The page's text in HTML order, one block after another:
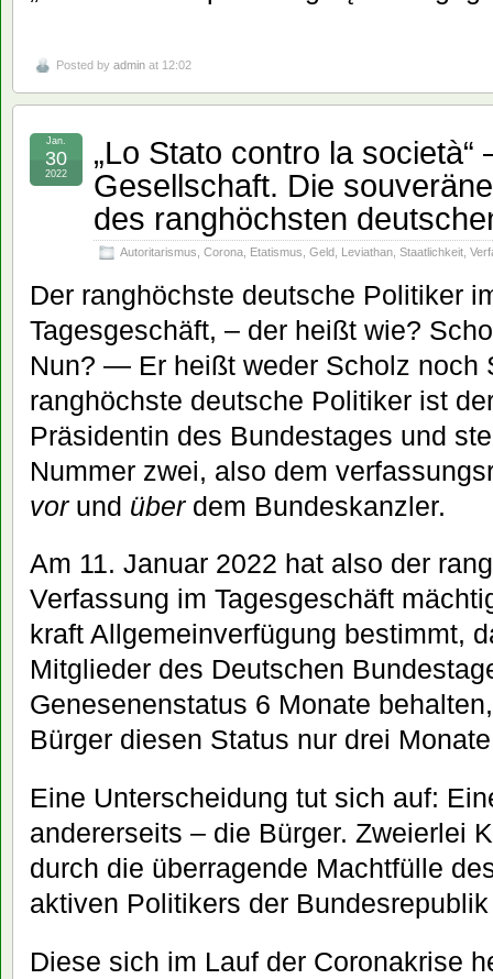
Posted by admin at 12:02
„Lo Stato contro la
Gesellschaft. Die
des ranghöchsten
Autoritarismus Corona Etatismus Geld Leviathan Staatlichkeit
Jan.
30
2022
Der ranghöchste deutsche Politiker
Tagesgeschäft, – der heißt wie?
Nun? — Er heißt weder Scholz noch
ranghöchste deutsche Politiker ist
Präsidentin des Bundestages und
Nummer zwei, also dem
vorund überdem Bundeskanzler.
Am 11. Januar 2022 hat also der
Verfassung im Tagesgeschäft
kraft Allgemeinverfügung bestimmt,
Mitglieder des Deutschen
Genesenenstatus 6 Monate
Bürger diesen Status nur drei
Eine Unterscheidung tut sich auf:
andererseits – die Bürger. Zweierlei
durch die überragende Machtfülle
aktiven Politikers der
Diese sich im Lauf der Coronakrise